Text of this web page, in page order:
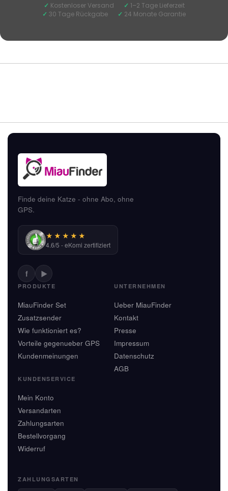
✓ Kostenloser Versand ✓ 1–2 Tage Lieferzeit
✓ 30 Tage Rückgabe ✓ 24 Monate Garantie
Finde deine Katze - ohne Abo, ohne
GPS.
★★★★★
4.6/5 - eKomi zertifiziert
f ▶
PRODUKTE
MiauFinder Set
Zusatzsender
Wie funktioniert es?
Vorteile gegenueber GPS
Kundenmeinungen
UNTERNEHMEN
Ueber MiauFinder
Kontakt
Presse
Impressum
Datenschutz
AGB
KUNDENSERVICE
Mein Konto
Versandarten
Zahlungsarten
Bestellvorgang
Widerruf
ZAHLUNGSARTEN